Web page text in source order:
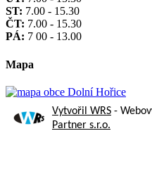
ST: 7.00 - 15.30
ČT: 7.00 - 15.30
PÁ: 7 00 - 13.00
Mapa
Vytvořil WRS -
Partner s.r.o.